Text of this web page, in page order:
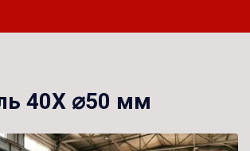
40Х ⌀50 мм